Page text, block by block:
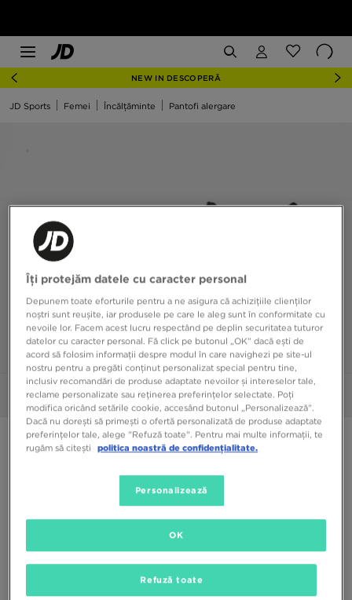
NEW IN DESCOPERĂ
JD Sports Femei Încălțăminte Pantofi alergare
Poze 360°
NIKE FLEX EXPERIENCE RUN 10
Culori Disponibile
Îți protejăm datele cu caracter personal
Depunem toate eforturile pentru a ne asigura că achizițiile clienților
noștri sunt reușite, iar produsele pe care le aleg sunt în conformitate cu
nevoile lor. Facem acest lucru respectând pe deplin securitatea tuturor
datelor cu caracter personal. Fă click pe butonul „OK” dacă ești de
acord să folosim informații despre modul în care navighezi pe site-ul
nostru pentru a pregăti conținut personalizat special pentru tine,
inclusiv recomandări de produse adaptate nevoilor și intereselor tale,
reclame personalizate sau reținerea preferințelor selectate. Poți
modifica oricând setările cookie, accesând butonul „Personalizează”.
Dacă nu dorești să primești o ofertă personalizată de produse adaptate
preferințelor tale, alege "Refuză toate". Pentru mai multe informații, te
rugăm să citești
politica noastră de confidențialitate.
Personalizează
Refuză toate
OK